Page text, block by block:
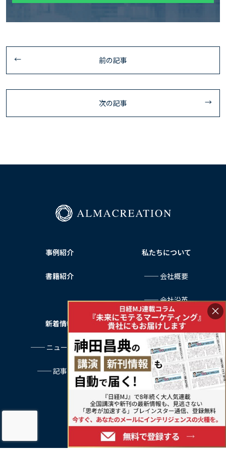
前の記事
次の記事
×
事例紹介
書籍紹介
私たちについて
── 会社概要
── 会社沿革
新着情報
── ニュース一覧
── 記事一覧
サービス利用規約
プライバシーポリシー
特定商取引法に基づく表記
お問い合わせ